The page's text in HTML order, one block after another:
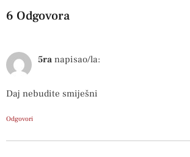
6 Odgovora
5ra napisao/la:
Daj nebudite smiješni
Odgovori